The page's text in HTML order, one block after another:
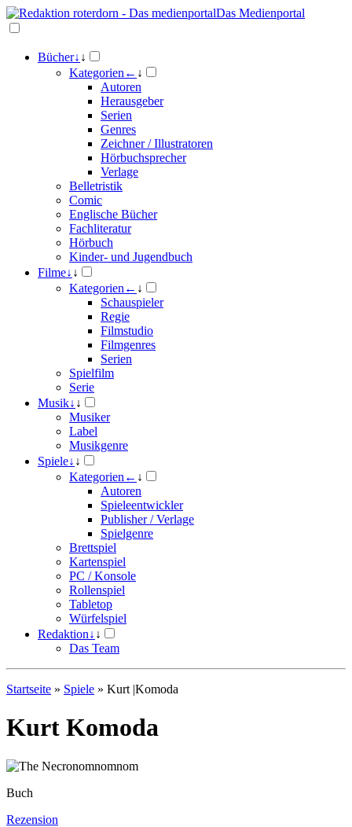
Das Medienportal
Bücher↓ ↓
Kategorien ← ↓
Autoren
Herausgeber
Serien
Genres
Zeichner / Illustratoren
Hörbuchsprecher
Verlage
Belletristik
Comic
Englische Bücher
Fachliteratur
Hörbuch
Kinder- und Jugendbuch
Filme↓ ↓
Kategorien ← ↓
Schauspieler
Regie
Filmstudio
Filmgenres
Serien
Spielfilm
Serie
Musik↓ ↓
Musiker
Label
Musikgenre
Spiele↓ ↓
Kategorien ← ↓
Autoren
Spieleentwickler
Publisher / Verlage
Spielgenre
Brettspiel
Kartenspiel
PC / Konsole
Rollenspiel
Tabletop
Würfelspiel
Redaktion↓ ↓
Das Team
Startseite » Spiele » Kurt |Komoda
Kurt Komoda
Buch
Rezension